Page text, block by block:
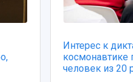
Интерес к
космонавтике
человек из 20